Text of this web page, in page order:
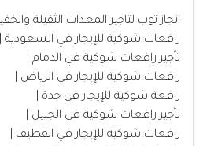
انجاز توب لتاجير المعدات الثقيلة والخفيفة
رافعات شوكية للإيجار في السعودية |
تأجير رافعات شوكية في الدمام |
رافعات شوكية للإيجار في الرياض |
رافعة شوكية للإيجار في جدة |
تأجير رافعات شوكية في الجبيل |
رافعات شوكية للإيجار في القطيف |